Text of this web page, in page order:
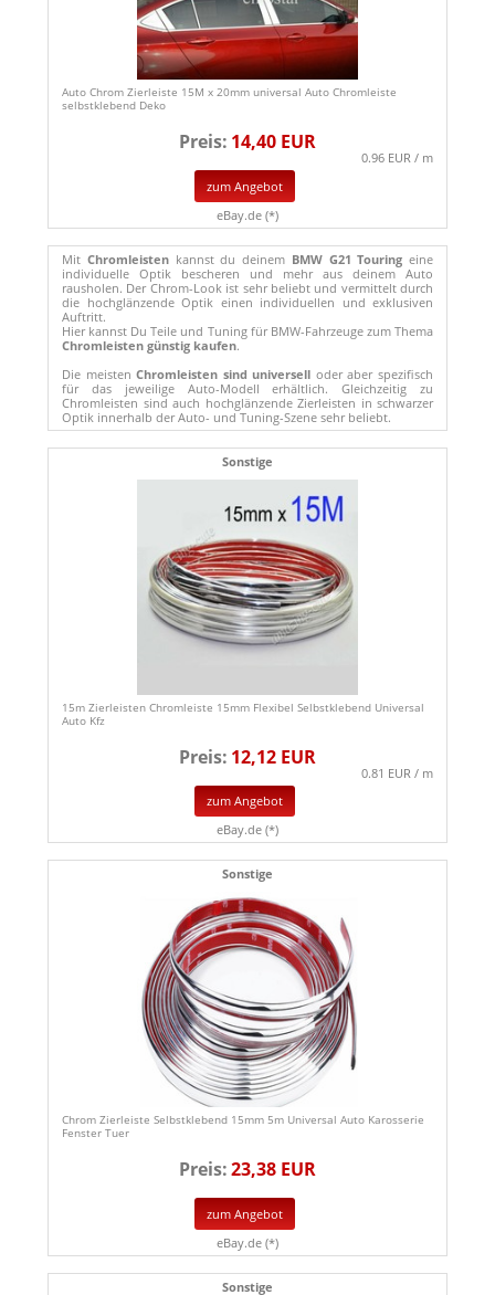
Auto Chrom Zierleiste 15M x 20mm universal Auto Chromleiste
selbstklebend Deko
Preis: 14,40 EUR
0.96 EUR / m
zum Angebot
eBay.de (*)
Mit Chromleistenkannst du deinem BMW G21 Touring eine
individuelle Optik bescheren und mehr aus deinem Auto
rausholen. Der Chrom-Look ist sehr beliebt und vermittelt durch
die hochglänzende Optik einen individuellen und exklusiven
Auftritt.
Hier kannst Du Teile und Tuning für BMW-Fahrzeuge zum Thema
Chromleisten günstig kaufen.
Die meistenChromleisten sind universell oder aber spezifisch
für das jeweilige Auto-Modell erhältlich. Gleichzeitig zu
Chromleisten sind auch hochglänzende Zierleisten in schwarzer
Optik innerhalb der Auto- und Tuning-Szene sehr beliebt.
Sonstige
15m Zierleisten Chromleiste 15mm Flexibel Selbstklebend Universal
Auto Kfz
Preis: 12,12 EUR
0.81 EUR / m
zum Angebot
eBay.de (*)
Sonstige
Chrom Zierleiste Selbstklebend 15mm 5m Universal Auto Karosserie
Fenster Tuer
Preis:23,38 EUR
zum Angebot
eBay.de (*)
Sonstige